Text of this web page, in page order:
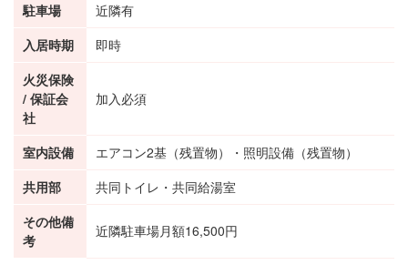
駐車場
近隣有
入居時期
即時
火災保険
/ 保証会
社
加入必須
室内設備
エアコン2基（残置物）・照明設備（残置物）
共用部
共同トイレ・共同給湯室
その他備
考
近隣駐車場月額16,500円